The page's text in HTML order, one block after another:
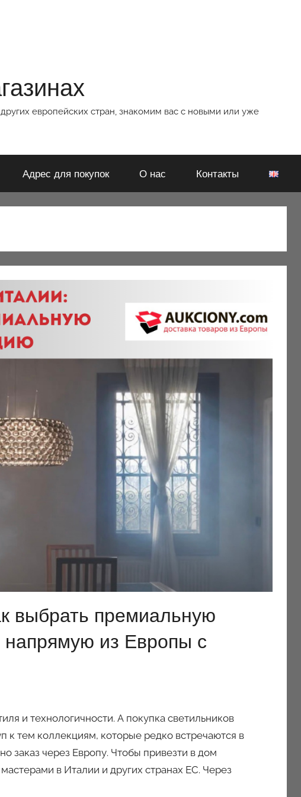
европейских стран, знакомим вас с новыми или уже
Адрес для покупок О нас Контакты
выбрать премиальную
из Европы с
и технологичности. А покупка светильников
к тем коллекциям, которые редко встречаются в
заказ через Европу. Чтобы привезти в дом
в Италии и других странах ЕС. Через